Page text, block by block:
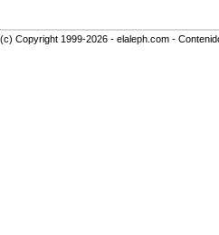
(c) Copyright 1999-2026 - elaleph.com -